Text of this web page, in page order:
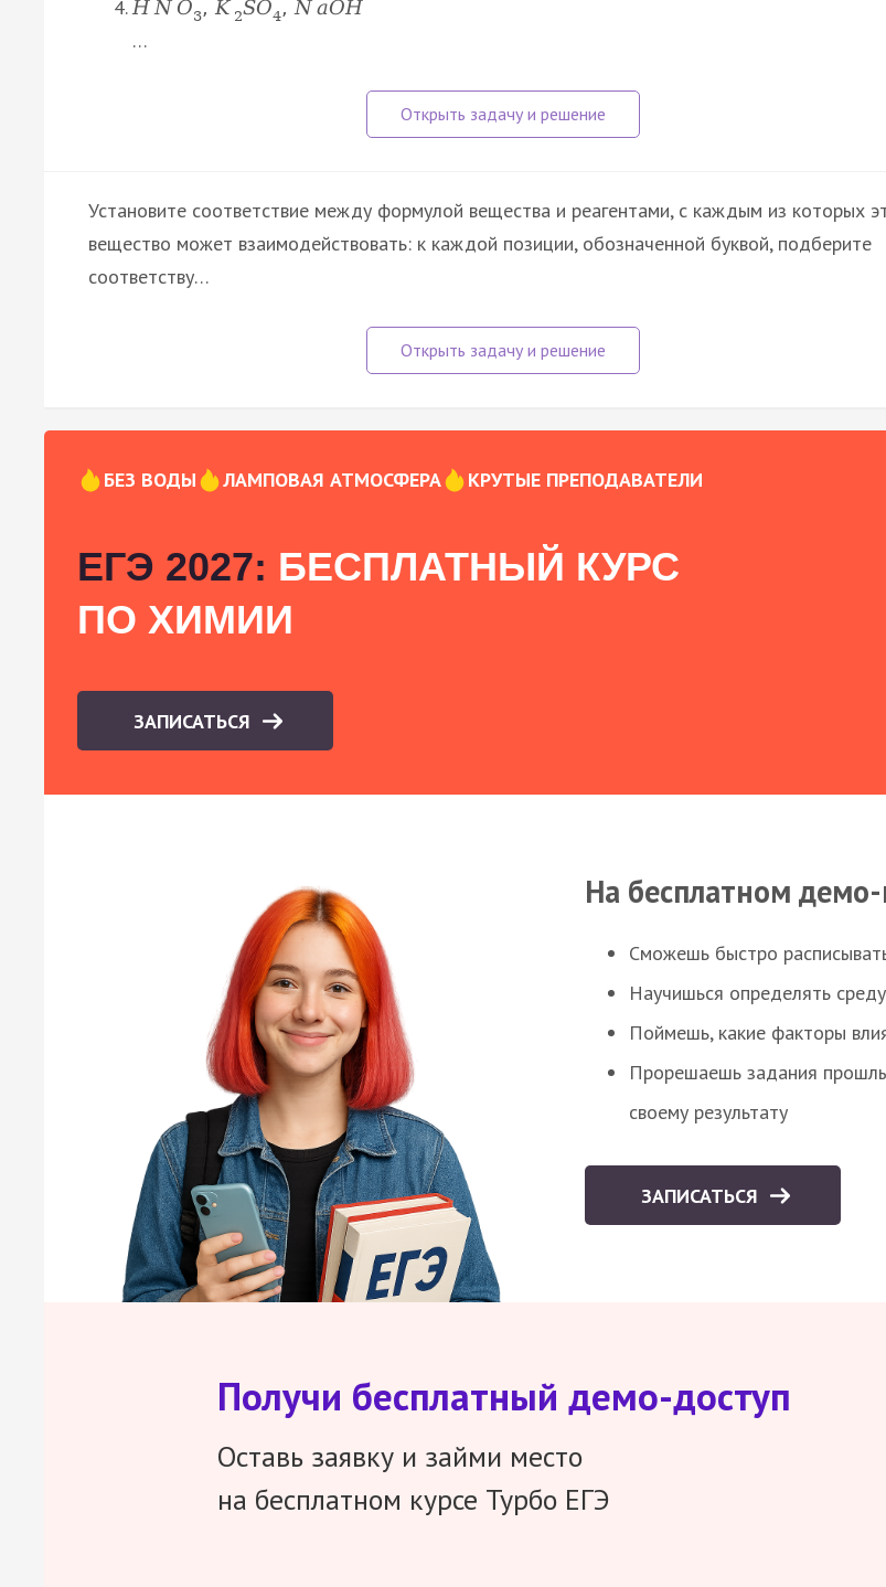
H N O3, K 2SO4, N aOH
…
Установите соответствие между формулой вещества и реагентами, с каждым из которых
вещество может взаимодействовать: к каждой позиции, обозначенной буквой, подберите
соответству…
БЕЗ ВОДЫ ЛАМПОВАЯ АТМОСФЕРА КРУТЫЕ ПРЕПОДАВАТЕЛИ
ЕГЭ 2027: БЕСПЛАТНЫЙ КУРС
ПО ХИМИИ
ЗАПИСАТЬСЯ
На бесплатном
Сможешь быстро
Научишься определять
Поймешь, какие факторы
Прорешаешь задания
своему результату
ЗАПИСАТЬСЯ
Получи бесплатный демо-доступ
Оставь заявку и займи место
на бесплатном курсе Турбо ЕГЭ